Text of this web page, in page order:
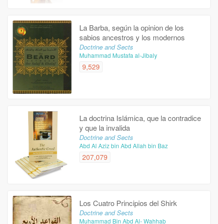
La Barba, según la opinion de los
sabios ancestros y los modernos
Doctrine and Sects
Muhammad Mustafa al-Jibaly
9,529
La doctrina Islámica, que la contradice
y que la invalida
Doctrine and Sects
Abd Al Aziz bin Abd Allah bin Baz
207,079
Los Cuatro Principios del Shirk
Doctrine and Sects
Muhammad Bin Abd Al- Wahhab